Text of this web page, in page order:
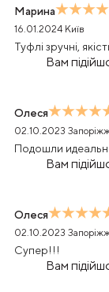
Марина
16.01.2024 Київ
Туфлі зручні,
Вам
Олеся
02.10.2023
Подошли
Вам
Олеся
02.10.2023
Супер!!!
Вам